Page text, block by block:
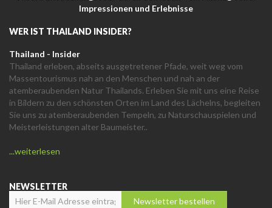
Impressionen und Erlebnisse
WER IST THAILAND INSIDER?
Thailand - Insider
Thailand erleben, abseits ausgetretener Pfade, weit weg vom
Massentourismus nah an den Menschen und nah an der
atemberaubenden Natur Thailands. Erleben Sie mit uns eine Reise
in Bildern zu den schönsten Orten im Land des Lächelns, begleiten
Sie uns zu atemberaubenden Tempeln, zu Naturschauspielen und
Meisterleistungen alter Baumeister..
...weiterlesen
NEWSLETTER